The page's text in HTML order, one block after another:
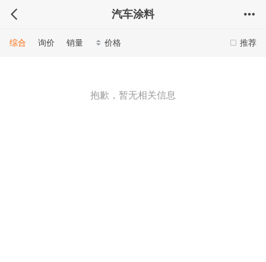
汽车涂料
推荐
综合 询价 销量 价格
抱歉，暂无相关信息